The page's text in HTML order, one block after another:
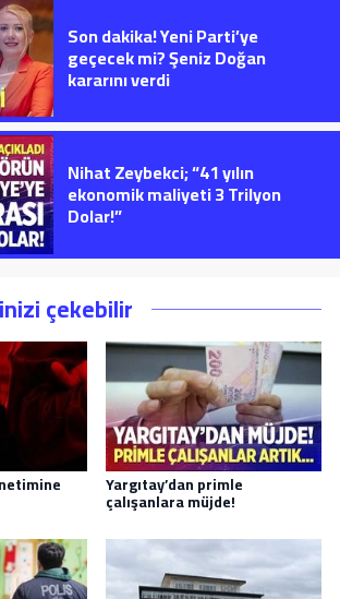
Son dakika! Yeni Parti’ye
geçecek mi? Şeniz Doğan
kararını verdi
Nihat Zeybekci; “41 yılın
ekonomik maliyeti 3 Trilyon
Dolar!”
çekebilir
Yargıtay’dan primle
çalışanlara müjde!